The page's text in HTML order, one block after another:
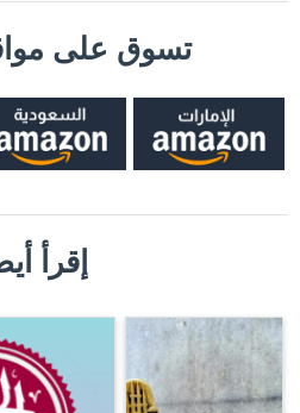
تسوق على
إقرأ